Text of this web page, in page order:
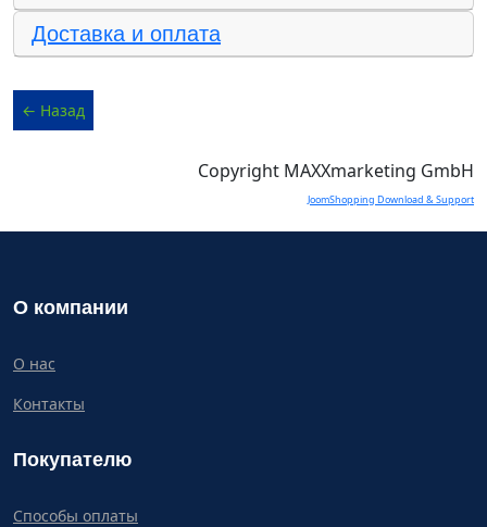
Доставка и оплата
Copyright MAXXmarketing GmbH
JoomShopping Download & Support
О компании
О нас
Контакты
Покупателю
Способы оплаты